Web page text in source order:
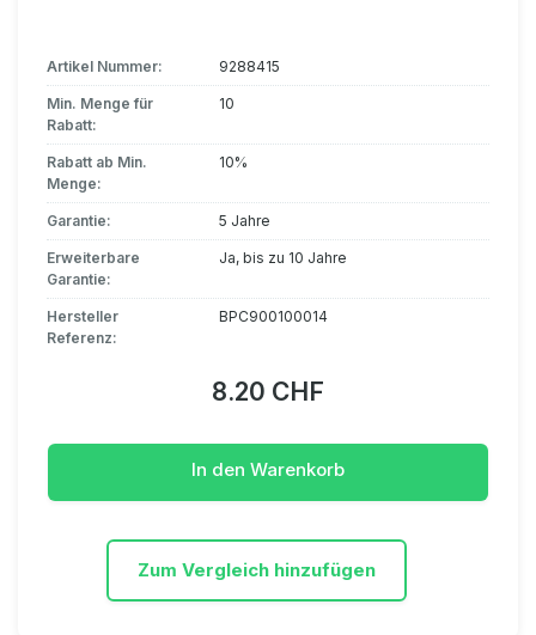
Artikel Nummer: 9288415
Min. Menge für
Rabatt:
10
Rabatt ab Min.
Menge:
10%
Garantie: 5 Jahre
Erweiterbare
Garantie:
Ja, bis zu 10 Jahre
Hersteller
Referenz:
BPC900100014
8.20 CHF
In den Warenkorb
Zum Vergleich hinzufügen